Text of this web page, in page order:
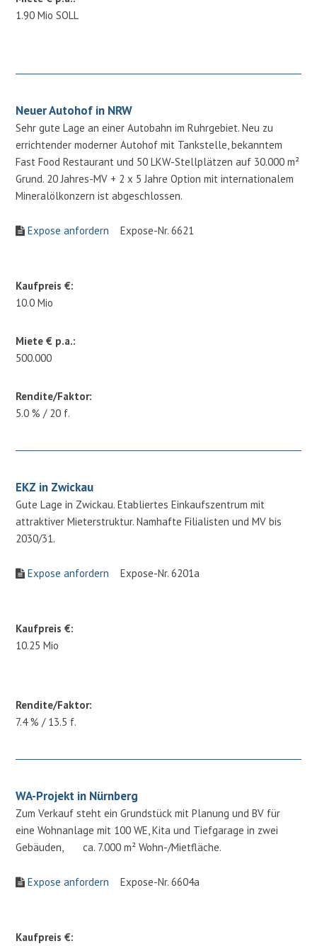
1.90 Mio SOLL
Neuer Autohof in NRW
Sehr gute Lage an einer Autobahn im Ruhrgebiet. Neu zu
errichtender moderner Autohof mit Tankstelle, bekanntem
Fast Food Restaurant und 50 LKW-Stellplätzen auf 30.000 m²
Grund. 20 Jahres-MV + 2 x 5 Jahre Option mit internationalem
Mineralölkonzern ist abgeschlossen.
Expose anfordern Expose-Nr. 6621
Kaufpreis €:
10.0 Mio
Miete € p.a.:
500.000
Rendite/Faktor:
5.0 % / 20 f.
EKZ in Zwickau
Gute Lage in Zwickau. Etabliertes Einkaufszentrum mit
attraktiver Mieterstruktur. Namhafte Filialisten und MV bis
2030/31.
Expose anfordern Expose-Nr. 6201a
Kaufpreis €:
10.25 Mio
Rendite/Faktor:
7.4 % / 13.5 f.
WA-Projekt in Nürnberg
Zum Verkauf steht ein Grundstück mit Planung und BV für
eine Wohnanlage mit 100 WE, Kita und Tiefgarage in zwei
Gebäuden, ca. 7.000 m² Wohn-/Mietfläche.
Expose anfordern Expose-Nr. 6604a
Kaufpreis €: